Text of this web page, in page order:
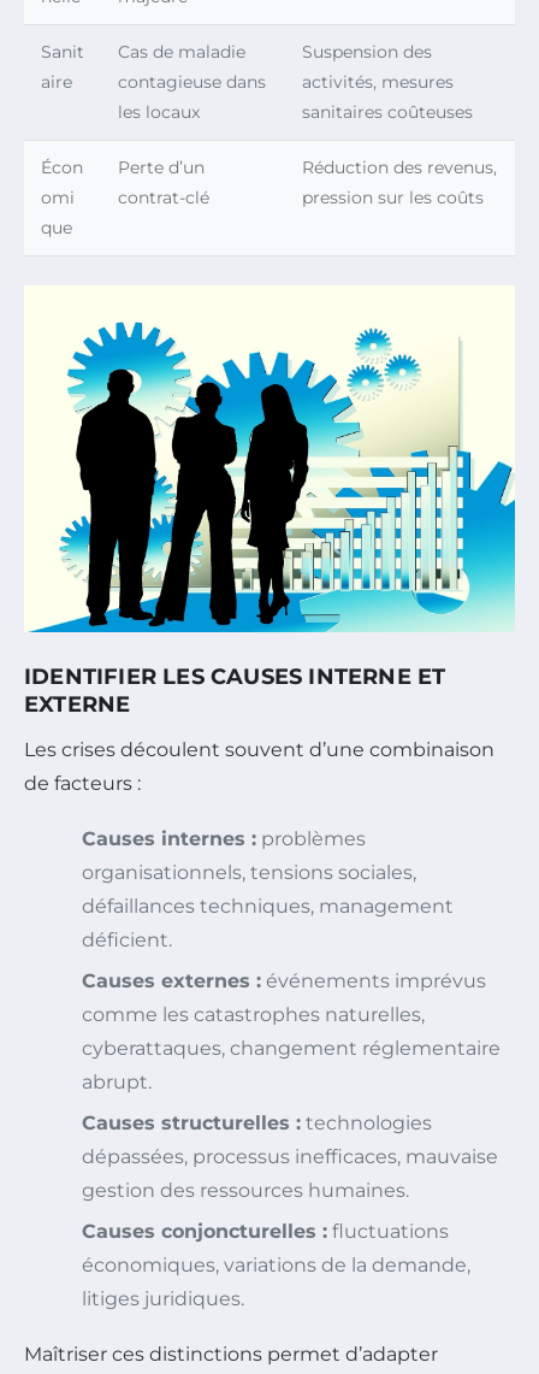
Sanit
aire
Cas de maladie
contagieuse dans
les locaux
Suspension des
activités, mesures
sanitaires coûteuses
Écon
omi
que
Perte d’un
contrat-clé
Réduction des revenus,
pression sur les coûts
IDENTIFIER LES CAUSES INTERNE ET
EXTERNE
Les crises découlent souvent d’une combinaison
de facteurs :
Causes internes : problèmes
organisationnels, tensions sociales,
défaillances techniques, management
déficient.
Causes externes : événements imprévus
comme les catastrophes naturelles,
cyberattaques, changement réglementaire
abrupt.
Causes structurelles : technologies
dépassées, processus inefficaces, mauvaise
gestion des ressources humaines.
Causes conjoncturelles : fluctuations
économiques, variations de la demande,
litiges juridiques.
Maîtriser ces distinctions permet d’adapter